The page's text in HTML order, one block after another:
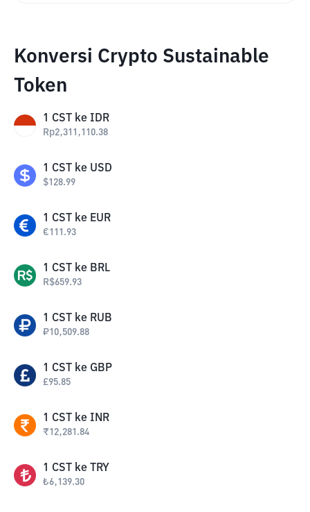
Konversi Crypto Sustainable
Token
1 CST ke IDR
Rp2,311,110.38
1 CST ke USD
$128.99
1 CST ke EUR
€111.93
1 CST ke BRL
R$659.93
1 CST ke RUB
₽10,509.88
1 CST ke GBP
£95.85
1 CST ke INR
₹12,281.84
1 CST ke TRY
₺6,139.30